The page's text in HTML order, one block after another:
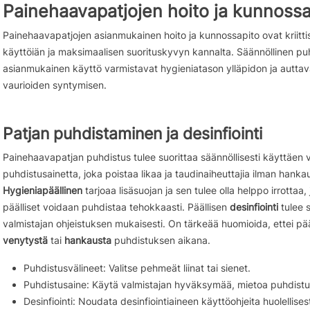
Painehaavapatjojen hoito ja
Painehaavapatjojen asianmukainen hoito ja kunnossapito ovat
käyttöiän ja maksimaalisen suorituskyvyn kannalta. Säännöllinen
asianmukainen käyttö varmistavat hygieniatason ylläpidon ja
vaurioiden syntymisen.
Patjan puhdistaminen ja desinfiointi
Painehaavapatjan puhdistus tulee suorittaa säännöllisesti käyttäen
puhdistusainetta, joka poistaa likaa ja taudinaiheuttajia ilman
Hygieniapäällinen tarjoaa lisäsuojan ja sen tulee olla helppo
päälliset voidaan puhdistaa tehokkaasti. Päällisen desinfiointi tulee
valmistajan ohjeistuksen mukaisesti. On tärkeää huomioida, ettei
venytystä tai hankausta puhdistuksen aikana.
Puhdistusvälineet: Valitse pehmeät liinat tai sienet.
Puhdistusaine: Käytä valmistajan hyväksymää, mietoa
Desinfiointi: Noudata desinfiointiaineen käyttöohjeita